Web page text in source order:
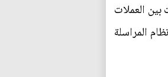
عقود، كانت نسبة ما بين 85 و90% من المعاملات بين العملات
قبل عقد من الزمن، على نظام المراسلة